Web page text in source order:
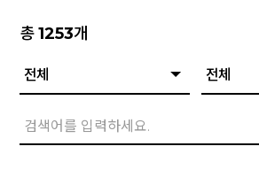
총1253개
전체 전체